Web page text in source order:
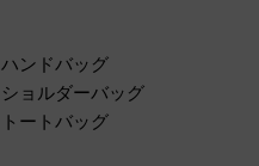
ハンドバッグ
ショルダーバッグ
トートバッグ